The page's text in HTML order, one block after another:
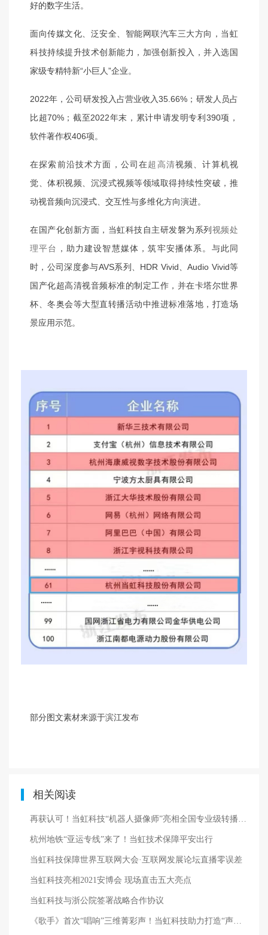
好的数字生活。
面向传媒文化、泛安全、智能网联汽车三大方向，当虹
科技持续提升技术创新能力，加强创新投入，并入选国
家级专精特新“小巨人”企业。
2022年，公司研发投入占营业收入35.66%；研发人员占
比超70%；截至2022年末，累计申请发明专利390项，
软件著作权406项。
在探索前沿技术方面，公司在超高清视频、计算机视
觉、体积视频、沉浸式视频等领域取得持续性突破，推
动视音频向沉浸式、交互性与多维化方向演进。
在国产化创新方面，当虹科技自主研发磐为系列 视频处
理平台 ，助力建设智慧媒体，筑牢安播体系。与此同
时，公司深度参与AVS系列、HDR Vivid、Audio Vivid等
国产化超高清视音频标准的制定工作，并在卡塔尔世界
杯、冬奥会等大型直转播活动中推进标准落地，打造场
景应用示范。
部分图文素材来源于滨江发布
相关阅读
杭州地铁“亚运专线”来了！当虹技术保障平安出行
当虹科技保障世界互联网大会·互联网发展论坛直播零误差
当虹科技亮相2021安博会 现场直击五大亮点
当虹科技与浙公院签署战略合作协议